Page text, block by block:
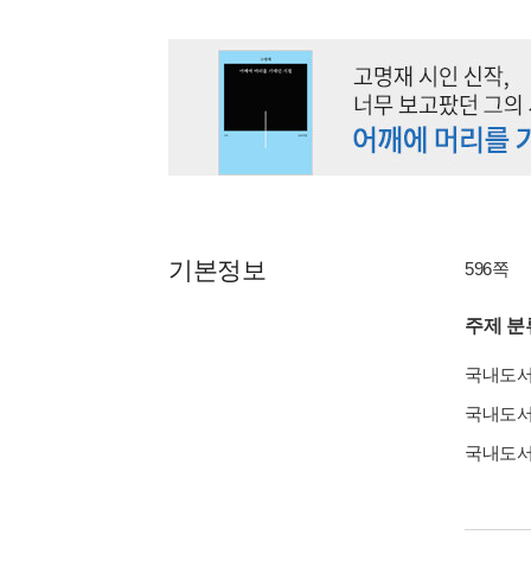
기본정보 596쪽
주제 분
국내도
국내도
국내도